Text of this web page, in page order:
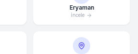
Eryaman
İncele